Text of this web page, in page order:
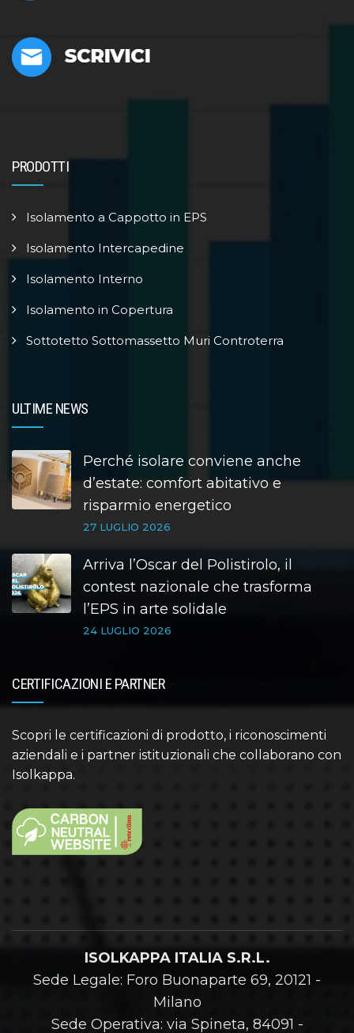
PRODOTTI
Isolamento a Cappotto in EPS
Isolamento Intercapedine
Isolamento Interno
Isolamento in Copertura
Sottotetto Sottomassetto Muri Controterra
ULTIME NEWS
Perché isolare conviene anche
d’estate: comfort abitativo e
risparmio energetico
27 LUGLIO 2026
Arriva l’Oscar del Polistirolo, il
contest nazionale che trasforma
l’EPS in arte solidale
24 LUGLIO 2026
CERTIFICAZIONI E PARTNER
Scopri le certificazioni di prodotto, i riconoscimenti
aziendali e i partner istituzionali che collaborano con
Isolkappa.
ISOLKAPPA ITALIA S.R.L.
Sede Legale: Foro Buonaparte 69, 20121 -
Milano
Sede Operativa: via Spineta, 84091 -